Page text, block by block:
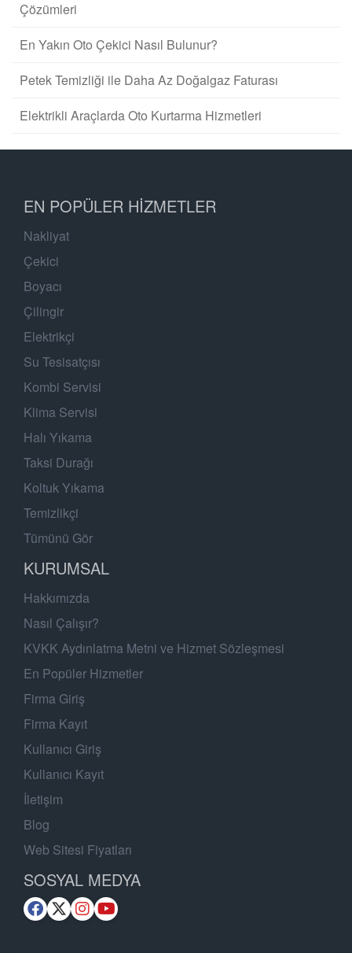
Çözümleri
En Yakın Oto Çekici Nasıl Bulunur?
Petek Temizliği ile Daha Az Doğalgaz Faturası
Elektrikli Araçlarda Oto Kurtarma Hizmetleri
EN POPÜLER HIZMETLER
Nakliyat
Çekici
Boyacı
Çilingir
Elektrikçi
Su Tesisatçısı
Kombi Servisi
Klima Servisi
Halı Yıkama
Taksi Durağı
Koltuk Yıkama
Temizlikçi
Tümünü Gör
KURUMSAL
Hakkımızda
Nasıl Çalışır?
KVKK Aydınlatma Metni ve Hizmet Sözleşmesi
En Popüler Hizmetler
Firma Giriş
Firma Kayıt
Kullanıcı Giriş
Kullanıcı Kayıt
İletişim
Blog
Web Sitesi Fiyatları
SOSYAL MEDYA